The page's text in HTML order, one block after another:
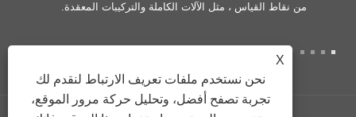
من نقاط القياس ، مثل الآلات الكاملة والتركيبات المعقدة.
X
نحن نستخدم ملفات تعريف الارتباط لنقدم لك
تجربة تصفح أفضل، وتحليل حركة مرور الموقع،